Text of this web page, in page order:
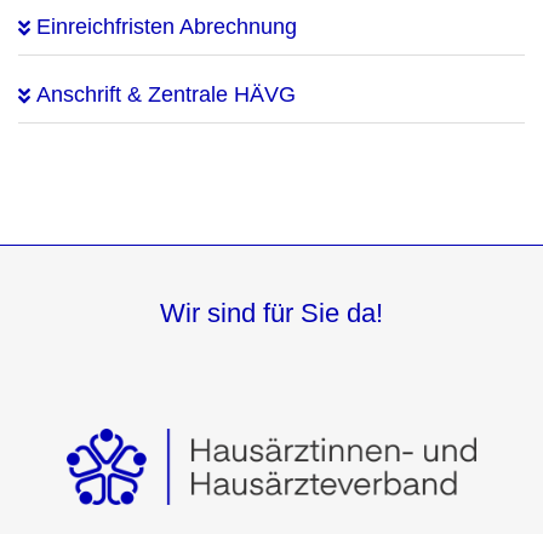
Einreichfristen Abrechnung
Anschrift & Zentrale HÄVG
Wir sind für Sie da!